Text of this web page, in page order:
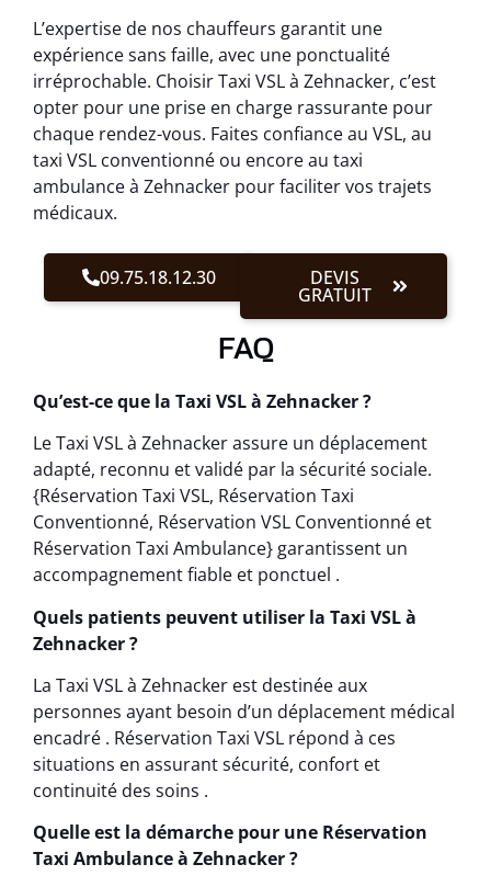
L’expertise de nos chauffeurs garantit une
expérience sans faille, avec une ponctualité
irréprochable. Choisir Taxi VSL à Zehnacker, c’est
opter pour une prise en charge rassurante pour
chaque rendez-vous. Faites confiance au VSL, au
taxi VSL conventionné ou encore au taxi
ambulance à Zehnacker pour faciliter vos trajets
médicaux.
09.75.18.12.30 DEVIS
GRATUIT
FAQ
Qu’est-ce que la Taxi VSL à Zehnacker ?
Le Taxi VSL à Zehnacker assure un déplacement
adapté, reconnu et validé par la sécurité sociale.
{Réservation Taxi VSL, Réservation Taxi
Conventionné, Réservation VSL Conventionné et
Réservation Taxi Ambulance} garantissent un
accompagnement fiable et ponctuel .
Quels patients peuvent utiliser la Taxi VSL à
Zehnacker ?
La Taxi VSL à Zehnacker est destinée aux
personnes ayant besoin d’un déplacement médical
encadré . Réservation Taxi VSL répond à ces
situations en assurant sécurité, confort et
continuité des soins .
Quelle est la démarche pour une Réservation
Taxi Ambulance à Zehnacker ?